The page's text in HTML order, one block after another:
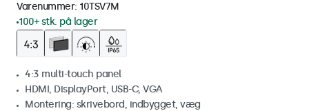
Varenummer: 10TSV7M
100+ stk. på lager
4:3 multi-touch panel
HDMI, DisplayPort, USB-C, VGA
Montering: skrivebord, indbygget, væg